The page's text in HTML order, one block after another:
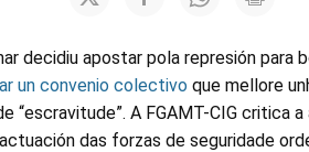
decidiu apostar pola represión para
un convenio colectivo que mellore
“escravitude”. A FGAMT-CIG critica
das forzas de seguridade